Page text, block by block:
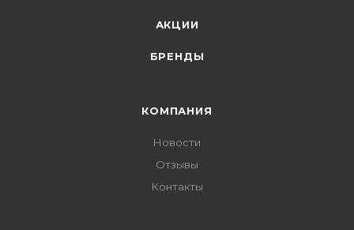
АКЦИИ
БРЕНДЫ
КОМПАНИЯ
Новости
Отзывы
Контакты